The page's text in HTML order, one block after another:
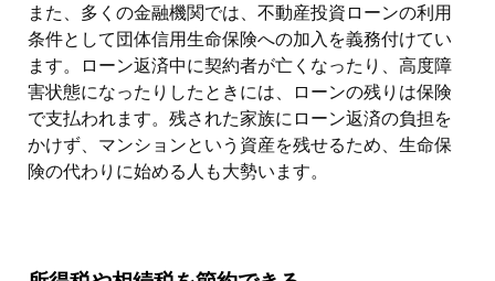
また、多くの金融機関では、不動産投資ローンの利用
条件として団体信用生命保険への加入を義務付けてい
ます。ローン返済中に契約者が亡くなったり、高度障
害状態になったりしたときには、ローンの残りは保険
で支払われます。残された家族にローン返済の負担を
かけず、マンションという資産を残せるため、生命保
険の代わりに始める人も大勢います。